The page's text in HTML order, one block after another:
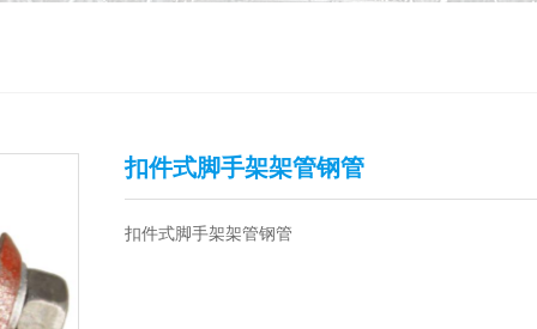
扣件式脚手架架管钢管
扣件式脚手架架管钢管